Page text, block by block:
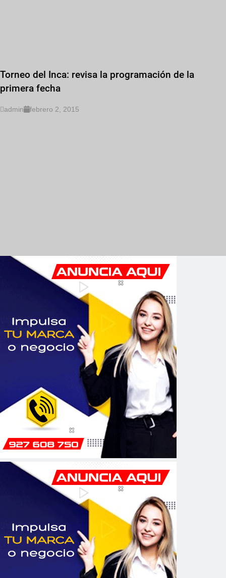
Torneo del Inca: revisa la programación de la
primera fecha
admin febrero 2, 2015